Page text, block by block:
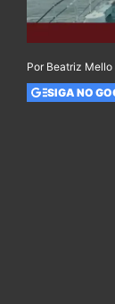
Por Beatriz
SIGA NO